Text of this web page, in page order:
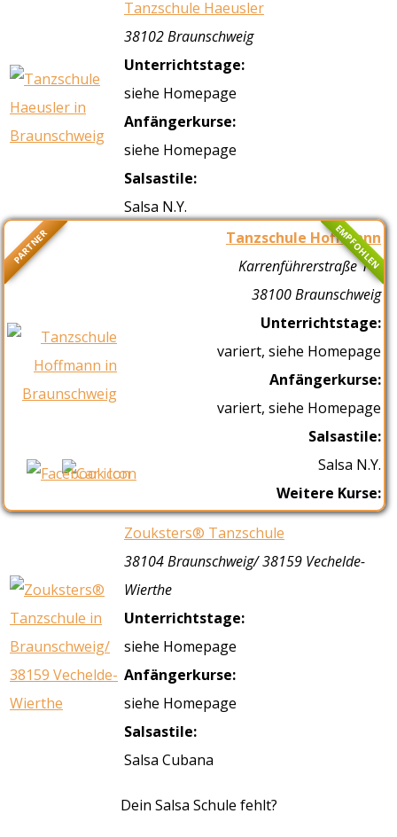
Tanzschule Haeusler
38102 Braunschweig
Unterrichtstage:
siehe Homepage
Anfängerkurse:
siehe Homepage
Salsastile:
Salsa N.Y.
PARTNER EMPFOHLEN
Tanzschule Hoffmann
Karrenführerstraße 1-3
38100 Braunschweig
Unterrichtstage:
variert, siehe Homepage
Anfängerkurse:
variert, siehe Homepage
Salsastile:
Salsa N.Y.
Weitere Kurse:
Zouksters® Tanzschule
38104 Braunschweig/ 38159 Vechelde-
Wierthe
Unterrichtstage:
siehe Homepage
Anfängerkurse:
siehe Homepage
Salsastile:
Salsa Cubana
Dein Salsa Schule fehlt?